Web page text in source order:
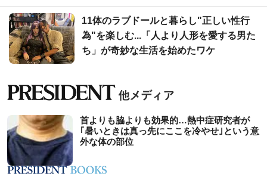
11体のラブドールと暮らし"正しい性行
為"を楽しむ...「人より人形を愛する男た
ち」が奇妙な生活を始めたワケ
首よりも脇よりも効果的…熱中症研究者が
｢暑いときは真っ先にここを冷やせ｣という意
外な体の部位